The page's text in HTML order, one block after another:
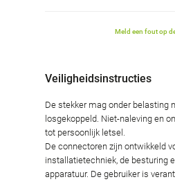
Meld een fout op
Veiligheidsinstructies
De stekker mag onder belasting
losgekoppeld. Niet-naleving en
tot persoonlijk letsel.
De connectoren zijn ontwikkeld
installatietechniek, de besturing
apparatuur. De gebruiker is